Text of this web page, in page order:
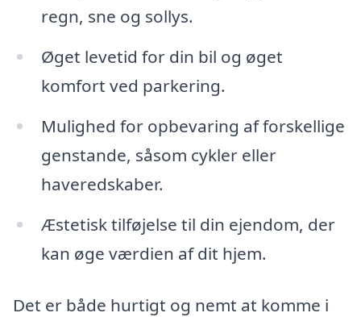
regn, sne og sollys.
Øget levetid for din bil og øget
komfort ved parkering.
Mulighed for opbevaring af forskellige
genstande, såsom cykler eller
haveredskaber.
Æstetisk tilføjelse til din ejendom, der
kan øge værdien af dit hjem.
Det er både hurtigt og nemt at komme i